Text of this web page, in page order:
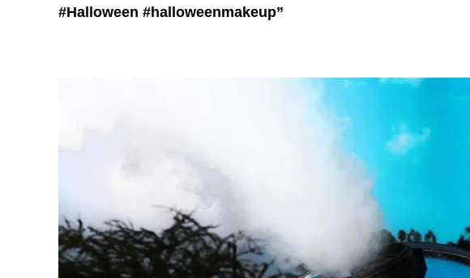
#Halloween #halloweenmakeup”